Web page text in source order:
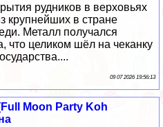
рудников в верховьях
крупнейших в стране
Металл получался
что целиком шёл на чеканку
09 07 2026 19:56:13
Moon Party Koh